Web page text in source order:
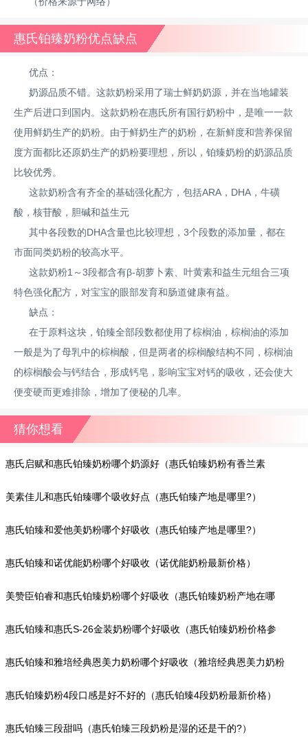
惠氏铂臻奶粉优点缺点
优点：
奶源品质不错。这款奶粉采用了瑞士鲜奶奶源，并在当地罐装
生产后进口到国内。这款奶粉在惠氏所有国行奶粉中，是唯一一款
使用鲜奶生产的奶粉。由于鲜奶生产的奶粉，在新鲜度和营养保留
度方面都比还原奶生产的奶粉要理想，所以，铂臻奶粉的奶源品质
比较优秀。
这款奶粉含有齐全的基础强化配方，包括ARA，DHA，牛磺
酸，核苷酸，胆碱和益生元
其中各段数的DHA含量也比较理想，3个段数的添加量，都在
市面同类奶粉的较高水平。
这款奶粉1～3段都含有β-胡萝卜素、叶黄素和益生元组合三项
特色强化配方，对宝宝的眼部发育和肠道健康有益。
缺点：
在于原料这块，铂臻全部段数都使用了棕榈油，棕榈油的添加
一般是为了母乳中的棕榈酸，但是两者的棕榈酸结构不同，棕榈油
的棕榈酸会与钙结合，形成钙皂，影响宝宝对钙的吸收，还会使大
便变硬而更难排除，增加了便秘的几率。
猜你想看
惠氏启赋和惠氏铂臻奶粉哪个奶源好（惠氏铂臻奶粉有香兰素
吗?）
美素佳儿和惠氏铂臻哪个吸收好点（惠氏铂臻产地是哪里?）
惠氏铂臻和爱他美奶粉哪个好吸收（惠氏铂臻产地是哪里?）
惠氏铂臻和诺优能奶粉哪个好吸收（诺优能奶粉最新价格）
美赞臣铂睿和惠氏铂臻奶粉哪个好吸收（惠氏铂臻奶粉产地在哪
里?）
惠氏铂臻和惠氏S-26金装奶粉哪个好吸收（惠氏铂臻奶粉价格参
考）
惠氏铂臻和雅培经典恩美力奶粉哪个好吸收（雅培经典恩美力奶粉
怎么喂哺?）
惠氏铂臻奶粉4段口感是好不好的（惠氏铂臻4段奶粉最新价格）
惠氏铂臻三段甜吗（惠氏铂臻三段奶粉是湿的还是干的?）